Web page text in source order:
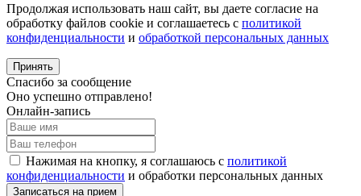
Продолжая использовать наш сайт, вы даете согласие на
обработку файлов cookie и соглашаетесь с политикой
конфиденциальности и обработкой персональных данных
Принять
Спасибо за сообщение
Оно успешно отправлено!
Онлайн-запись
Нажимая на кнопку, я соглашаюсь с политикой
конфиденциальности и обработки персональных данных